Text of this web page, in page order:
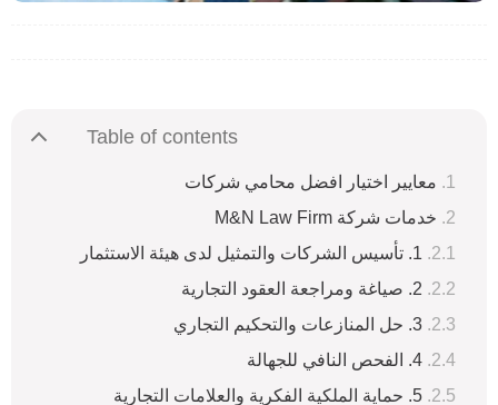
Table of contents
معايير اختيار افضل محامي شركات
خدمات شركة M&N Law Firm
1. تأسيس الشركات والتمثيل لدى هيئة الاستثمار
2. صياغة ومراجعة العقود التجارية
3. حل المنازعات والتحكيم التجاري
4. الفحص النافي للجهالة
5. حماية الملكية الفكرية والعلامات التجارية